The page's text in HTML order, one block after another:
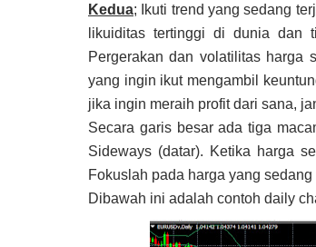
Kedua; Ikuti trend yang sedang
likuiditas tertinggi di dunia dan
Pergerakan dan volatilitas harga
yang ingin ikut mengambil
jika ingin meraih profit dari sana,
Secara garis besar ada tiga
Sideways (datar). Ketika harga
Fokuslah pada harga yang
Dibawah ini adalah contoh daily